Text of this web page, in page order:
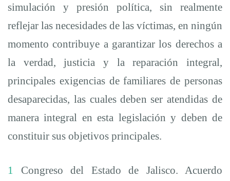
simulación y presión política, sin realmente
reflejar las necesidades de las víctimas, en ningún
momento contribuye a garantizar los derechos a
la verdad, justicia y la reparación integral,
principales exigencias de familiares de personas
desaparecidas, las cuales deben ser atendidas de
manera integral en esta legislación y deben de
constituir sus objetivos principales.
1 Congreso del Estado de Jalisco. Acuerdo